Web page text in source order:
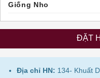
Giống Nho
ĐẶT
Địa chỉ HN: 134- Khuất